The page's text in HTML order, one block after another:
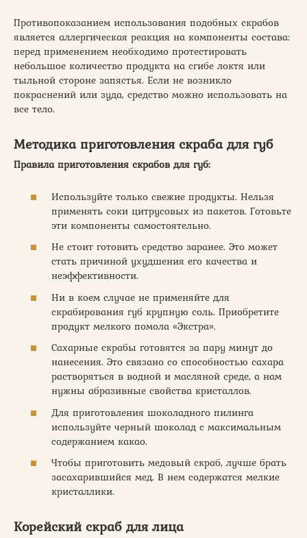
Противопоказанием использования подобных скрабов
является аллергическая реакция на компоненты состава:
перед применением необходимо протестировать
небольшое количество продукта на сгибе локтя или
тыльной стороне запястья. Если не возникло
покраснений или зуда, средство можно использовать на
все тело.
Методика приготовления скраба для губ
Правила приготовления скрабов для губ:
Используйте только свежие продукты. Нельзя
применять соки цитрусовых из пакетов. Готовьте
эти компоненты самостоятельно.
Не стоит готовить средство заранее. Это может
стать причиной ухудшения его качества и
неэффективности.
Ни в коем случае не применяйте для
скрабирования губ крупную соль. Приобретите
продукт мелкого помола «Экстра».
Сахарные скрабы готовятся за пару минут до
нанесения. Это связано со способностью сахара
растворяться в водной и масляной среде, а нам
нужны абразивные свойства кристаллов.
Для приготовления шоколадного пилинга
используйте черный шоколад с максимальным
содержанием какао.
Чтобы приготовить медовый скраб, лучше брать
засахарившийся мед. В нем содержатся мелкие
кристаллики.
Корейский скраб для лица